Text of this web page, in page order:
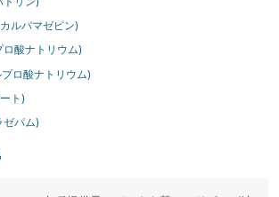
ルバマゼピン)
ロ酸ナトリウム)
ロ酸ナトリウム)
ト)
ゼパム)